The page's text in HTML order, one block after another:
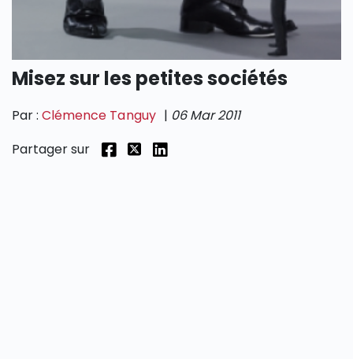
SECTIONS
Misez sur les petites sociétés
Par :Clémence Tanguy | 06 Mar 2011
Partager sur